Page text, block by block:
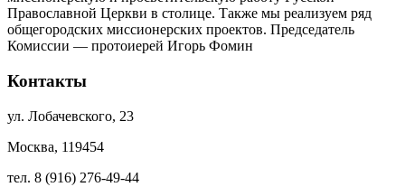
Православной Церкви в столице. Также мы реализуем ряд
общегородских миссионерских проектов. Председатель
Комиссии — протоиерей Игорь Фомин
Контакты
ул. Лобачевского, 23
Москва, 119454
тел. 8 (916) 276-49-44